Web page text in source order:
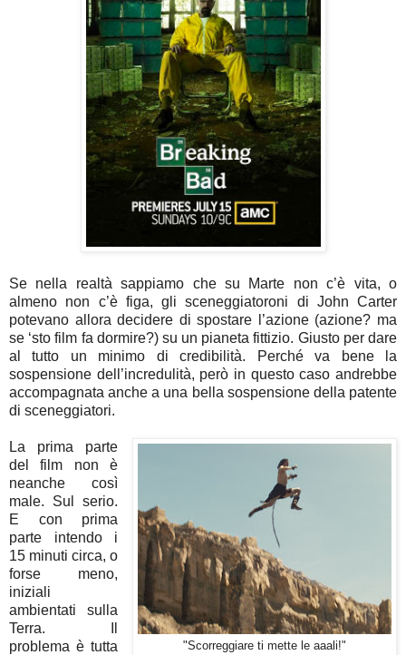
Se nella realtà sappiamo che su Marte non c’è vita, o
almeno non c’è figa, gli sceneggiatoroni di John Carter
potevano allora decidere di spostare l’azione (azione? ma
se ‘sto film fa dormire?) su un pianeta fittizio. Giusto per dare
al tutto un minimo di credibilità. Perché va bene la
sospensione dell’incredulità, però in questo caso andrebbe
accompagnata anche a una bella sospensione della patente
di sceneggiatori.
"Scorreggiare ti mette le aaali!"
La prima parte
del film non è
neanche così
male. Sul serio.
E con prima
parte intendo i
15 minuti circa, o
forse meno,
iniziali
ambientati sulla
Terra. Il
problema è tutta